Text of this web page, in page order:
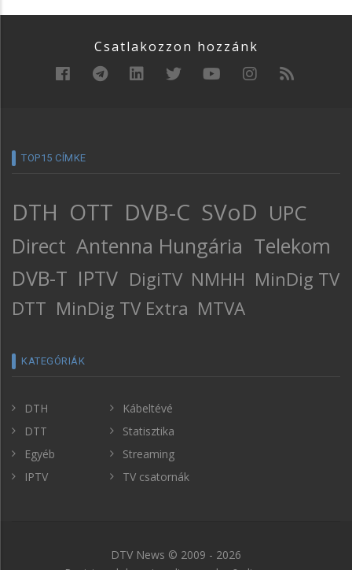
Csatlakozzon hozzánk
TOP15 CÍMKE
DTH OTT DVB-C SVoD UPC
Direct Antenna Hungária Telekom
DVB-T IPTV DigiTV NMHH MinDig TV
DTT MinDig TV Extra MTVA
KATEGÓRIÁK
DTH
DTT
Egyéb
IPTV
Kábeltévé
Statisztika
Streaming
TV csatornák
DTV News © 2009 - 2026